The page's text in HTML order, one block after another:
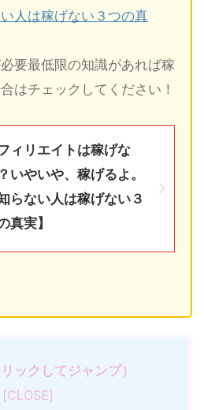
人は稼げない３つの真
要最低限の知識があれば稼
はチェックしてください！
ィリエイトは稼げな
いやいや、稼げるよ。
知らない人は稼げない３
真実】
ックしてジャンプ）
[CLOSE]